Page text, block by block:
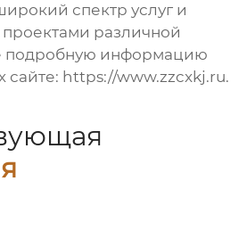
спектр услуг и
проектами различной
подробную информацию
сайте: https://www.zzcxkj.ru.